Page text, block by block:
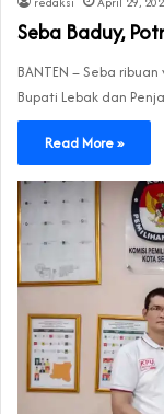
Seba Baduy,
BANTEN – Seba
Bupati Lebak dan
Read More »